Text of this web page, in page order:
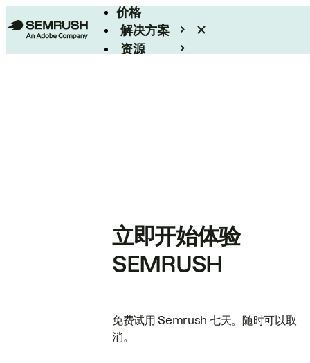
价格
解决方案
资源
立即开始体验
SEMRUSH
免费试用 Semrush 七天。随时可以取
消。